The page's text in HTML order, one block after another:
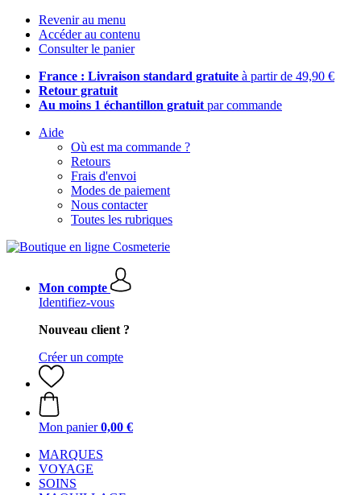
Revenir au menu
Accéder au contenu
Consulter le panier
France : Livraison standard gratuite à partir de 49,90 €
Retour gratuit
Au moins 1 échantillon gratuit par commande
Aide
Où est ma commande ?
Retours
Frais d'envoi
Modes de paiement
Nous contacter
Toutes les rubriques
Mon compte
Identifiez-vous
Nouveau client ?
Créer un compte
Mon panier 0,00 €
MARQUES
VOYAGE
SOINS